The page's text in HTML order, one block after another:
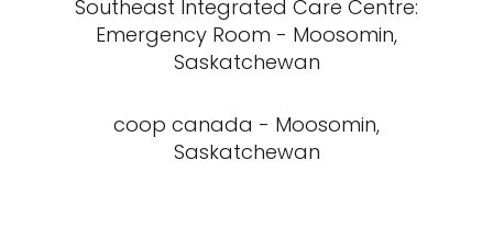
Southeast Integrated Care Centre:
Emergency Room - Moosomin,
Saskatchewan
coop canada - Moosomin,
Saskatchewan